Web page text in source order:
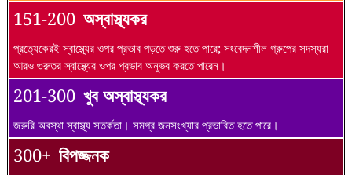
151-200 অস্বাস্থ্যকর
প্রত্যেকেরই স্বাস্থ্যের ওপর প্রভাব পড়তে শুরু হতে পারে; সংবেদনশীল গ্রুপের সদস্যরা
আরও গুরুতর স্বাস্থ্যের ওপর প্রভাব অনুভব করতে পারেন।
201-300 খুব অস্বাস্থ্যকর
জরুরি অবস্থা স্বাস্থ্য সতর্কতা। সমগ্র জনসংখ্যার প্রভাবিত হতে পারে।
300+ বিপজ্জনক